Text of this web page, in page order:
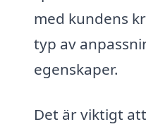
med kundens
typ av
egenskaper.
Det är viktigt